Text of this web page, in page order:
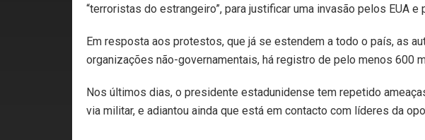
“terroristas do estrangeiro”, para justificar uma invasão pelos EUA e
Em resposta aos protestos, que já se estendem a todo o país, as
organizações não-governamentais, há registro de pelo menos 600
Nos últimos dias, o presidente estadunidense tem repetido
via militar, e adiantou ainda que está em contacto com líderes da